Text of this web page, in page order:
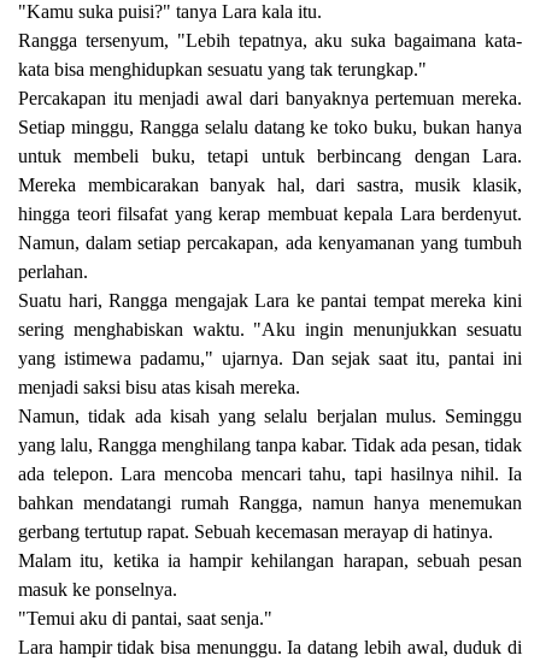
"Kamu suka puisi?" tanya Lara kala itu.
Rangga tersenyum, "Lebih tepatnya, aku suka bagaimana kata-
kata bisa menghidupkan sesuatu yang tak terungkap."
Percakapan itu menjadi awal dari banyaknya pertemuan mereka.
Setiap minggu, Rangga selalu datang ke toko buku, bukan hanya
untuk membeli buku, tetapi untuk berbincang dengan Lara.
Mereka membicarakan banyak hal, dari sastra, musik klasik,
hingga teori filsafat yang kerap membuat kepala Lara berdenyut.
Namun, dalam setiap percakapan, ada kenyamanan yang tumbuh
perlahan.
Suatu hari, Rangga mengajak Lara ke pantai tempat mereka kini
sering menghabiskan waktu. "Aku ingin menunjukkan sesuatu
yang istimewa padamu," ujarnya. Dan sejak saat itu, pantai ini
menjadi saksi bisu atas kisah mereka.
Namun, tidak ada kisah yang selalu berjalan mulus. Seminggu
yang lalu, Rangga menghilang tanpa kabar. Tidak ada pesan, tidak
ada telepon. Lara mencoba mencari tahu, tapi hasilnya nihil. Ia
bahkan mendatangi rumah Rangga, namun hanya menemukan
gerbang tertutup rapat. Sebuah kecemasan merayap di hatinya.
Malam itu, ketika ia hampir kehilangan harapan, sebuah pesan
masuk ke ponselnya.
"Temui aku di pantai, saat senja."
Lara hampir tidak bisa menunggu. Ia datang lebih awal, duduk di